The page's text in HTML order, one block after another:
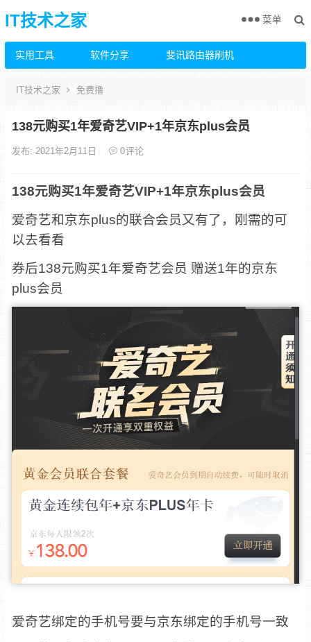
IT技术之家
实用工具 软件分享 斐讯路由器刷机
菜单
IT技术之家 免费撸
138元购买1年爱奇艺VIP+1年京东plus会员
发布: 2021年2月11日 0评论
138元购买1年爱奇艺VIP+1年京东plus会员
爱奇艺和京东plus的联合会员又有了，刚需的可
以去看看
券后138元购买1年爱奇艺会员 赠送1年的京东
plus会员
爱奇艺绑定的手机号要与京东绑定的手机号一致